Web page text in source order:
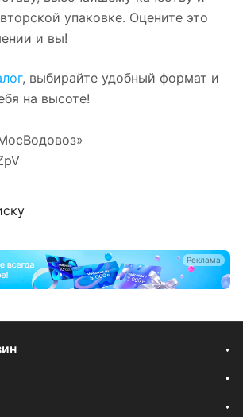
упаковке. Оцените это
и вы!
, выбирайте удобный формат и
на высоте!
Реклама